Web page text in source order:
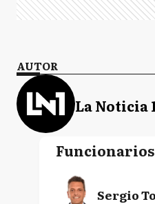
AUTOR
La Noticia
Sergio